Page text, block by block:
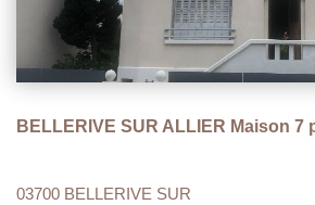
BELLERIVE SUR ALLIER Maison 7
03700 BELLERIVE SUR